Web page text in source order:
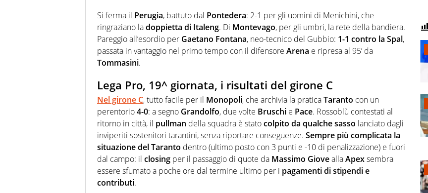
Si ferma il Perugia, battuto dal Pontedera: 2-1 per gli uomini di Menichini, che
ringraziano ladoppietta di Italeng. Di Montevago, per gli umbri, la rete della bandiera.
Pareggio all’esordio per Gaetano Fontana, neo-tecnico del Gubbio: 1-1 contro la Spal,
passata in vantaggio nel primo tempo con il difensore Arena e ripresa al 95’ da
Tommasini.
Lega Pro, 19^ giornata, i risultati del girone C
Nelgirone C, tutto facile per il Monopoli, che archivia la praticaTaranto con un
perentorio4-0: a segno Grandolfo, due volte Bruschi e Pace. Rossoblù contestati al
ritorno in città, il pullman della squadra è statocolpito da qualche sasso lanciato dagli
inviperiti sostenitori tarantini, senza riportare conseguenze. Sempre più complicata la
situazione del Taranto dentro (ultimo posto con 3 punti e -10 di penalizzazione) e fuori
dal campo: il closing per il passaggio di quote da Massimo GioveallaApexsembra
essere sfumato a poche ore dal termine ultimo per i pagamenti di stipendi e
contributi.